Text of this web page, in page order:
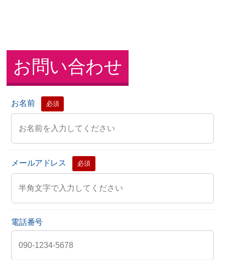
お問い合わせ
お名前 必須
メールアドレス 必須
電話番号